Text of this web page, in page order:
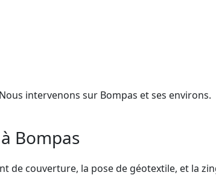
intervenons sur Bompas et ses environs.
Bompas
de couverture, la pose de géotextile, et la